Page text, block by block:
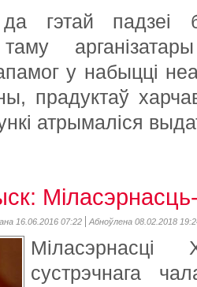
да гэтай падзеі
у набыцці
прадуктаў
атрымаліся
Міласэрнасць-
16.06.2016 07:22 Абноўлена 08.02.2018
сустрэчнага